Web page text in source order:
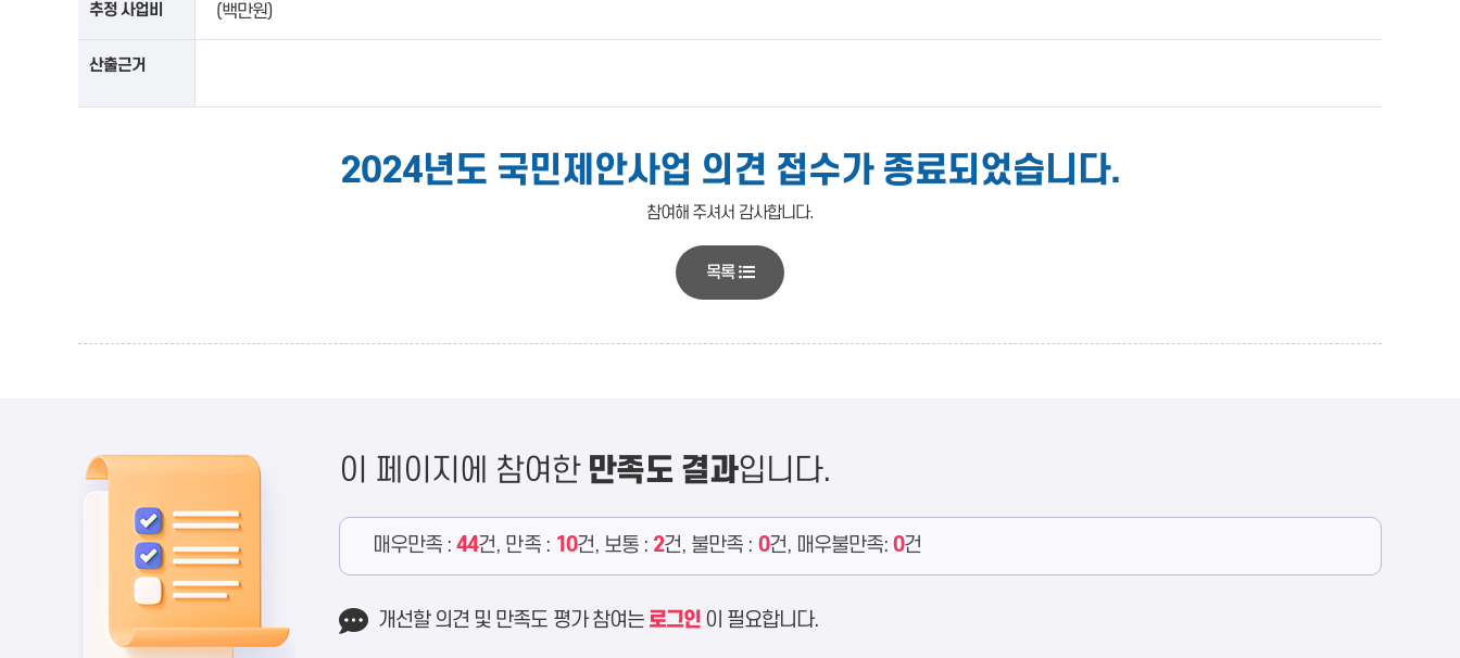
추정 사업비 (백만원)
산출근거
2024년도 국민제안사업 의견 접수가 종료되었습니다.
참여해 주셔서 감사합니다.
목록
이 페이지에 참여한 만족도 결과입니다.
매우만족 :44건, 만족 : 10건, 보통 : 2건, 불만족 : 0건, 매우불만족: 0건
개선할 의견 및 만족도 평가 참여는 로그인 이 필요합니다.